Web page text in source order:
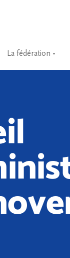
La fédération